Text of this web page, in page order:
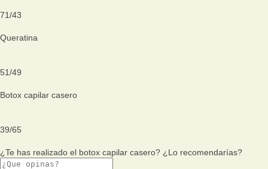
71/43
Queratina
51/49
Botox capilar casero
39/65
¿Te has realizado el botox capilar casero? ¿Lo recomendarías?